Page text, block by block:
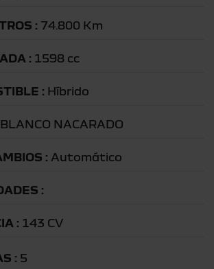
: 74.800 Km
: 1598 cc
: Híbrido
BLANCO NACARADO
: Automático
:
: 143 CV
: 5